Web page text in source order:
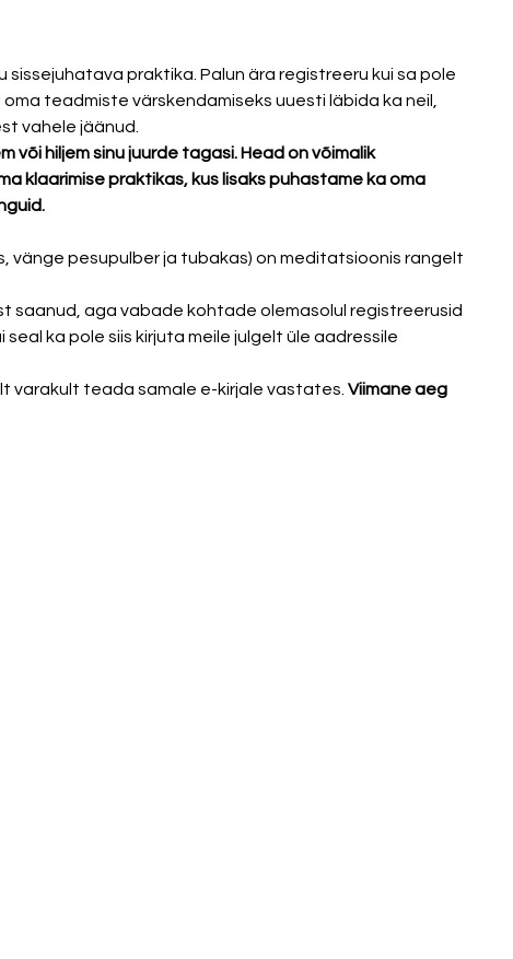
praktika. Palun ära registreeru kui sa pole
teadmiste värskendamiseks uuesti läbida ka neil,
vahele jäänud.
hiljem sinu juurde tagasi. Head on võimalik
klaarimise praktikas, kus lisaks puhastame ka oma
vänge pesupulber ja tubakas) on meditatsioonis rangelt
saanud, aga vabade kohtade olemasolul registreerusid
seal ka pole siis kirjuta meile julgelt üle aadressile
varakult teada samale e-kirjale vastates. Viimane aeg